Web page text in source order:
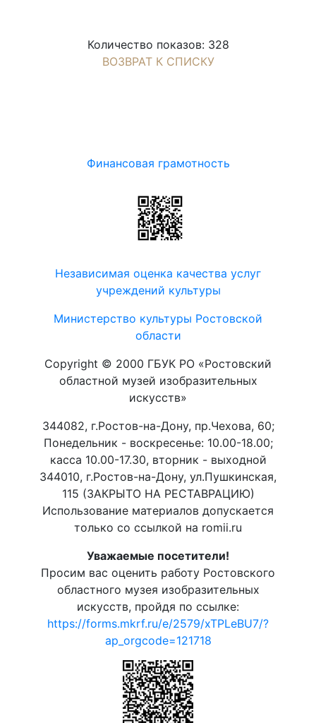
Количество показов: 328
ВОЗВРАТ К СПИСКУ
Финансовая грамотность
Независимая оценка качества услуг
учреждений культуры
Министерство культуры Ростовской
области
Copyright © 2000 ГБУК РО «Ростовский
областной музей изобразительных
искусств»
344082, г.Ростов-на-Дону, пр.Чехова, 60;
Понедельник - воскресенье: 10.00-18.00;
касса 10.00-17.30, вторник - выходной
344010, г.Ростов-на-Дону, ул.Пушкинская,
115 (ЗАКРЫТО НА РЕСТАВРАЦИЮ)
Использование материалов допускается
только со ссылкой на romii.ru
Уважаемые посетители!
Просим вас оценить работу Ростовского
областного музея изобразительных
искусств, пройдя по ссылке:
https://forms.mkrf.ru/e/2579/xTPLeBU7/?
ap_orgcode=121718